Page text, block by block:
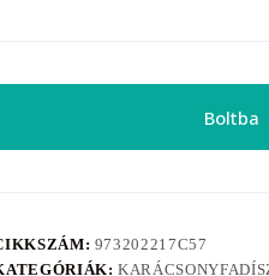
Boltba
973202217C57